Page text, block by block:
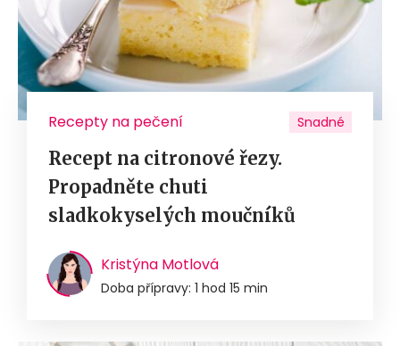
Recepty na pečení Snadné
Recept na citronové řezy.
Propadněte chuti
sladkokyselých moučníků
Kristýna Motlová
Doba přípravy: 1 hod 15 min